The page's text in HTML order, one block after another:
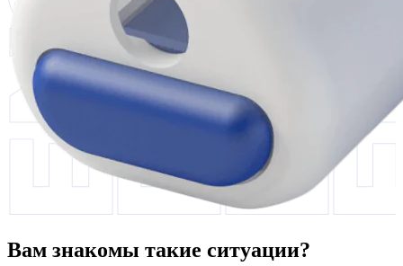
Вам знакомы такие ситуации?